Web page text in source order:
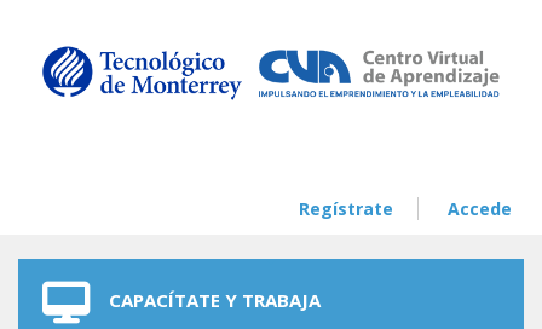
Regístrate Accede
CAPACÍTATE Y TRABAJA